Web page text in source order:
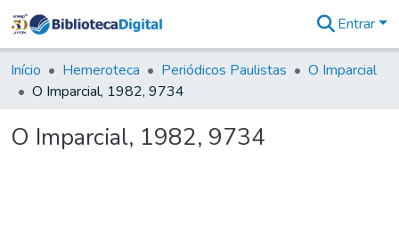
&
Coleções
Tudo na
Digital
Entrar
Início Hemeroteca Periódicos Paulistas
O Imparcial
O Imparcial, 1982, 9734
O Imparcial, 1982, 9734